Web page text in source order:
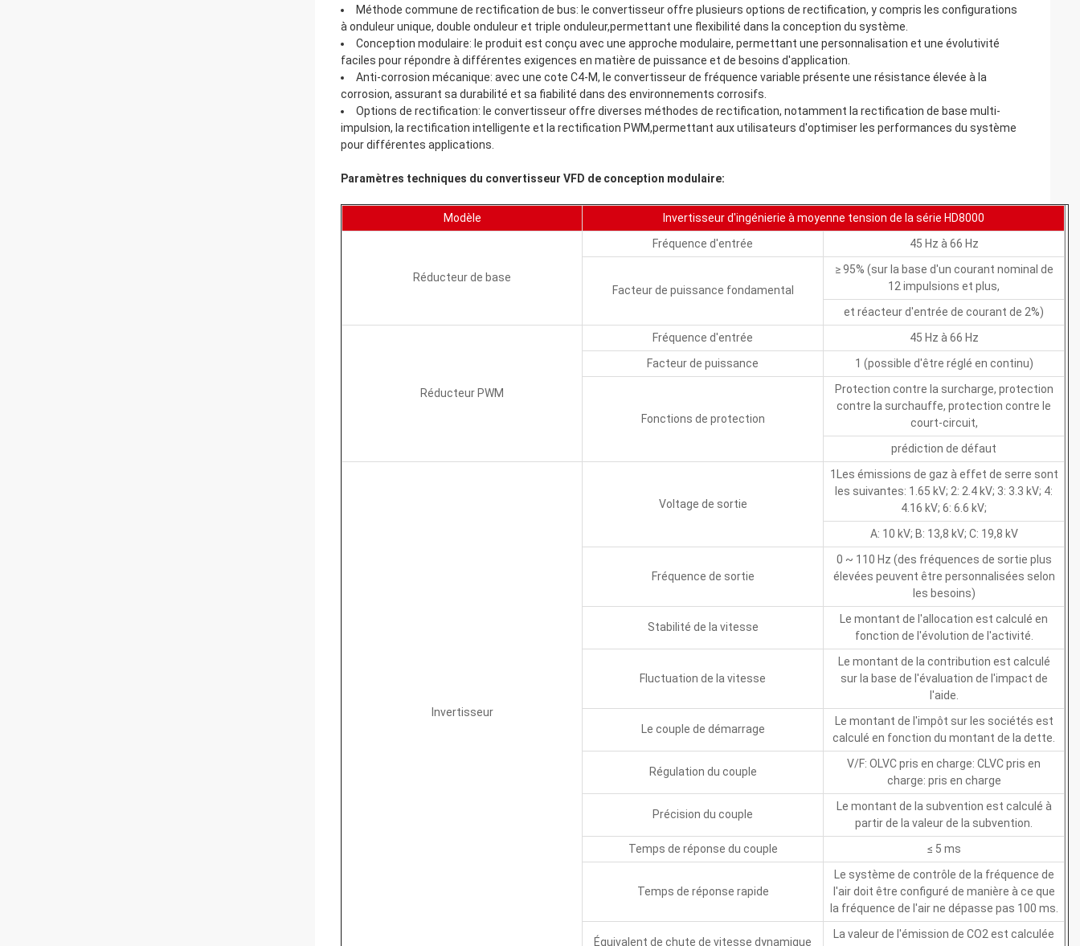
Méthode commune de rectification de bus: le convertisseur offre plusieurs options de rectification, y compris les configurations
à onduleur unique, double onduleur et triple onduleur,permettant une flexibilité dans la conception du système.
Conception modulaire: le produit est conçu avec une approche modulaire, permettant une personnalisation et une évolutivité
faciles pour répondre à différentes exigences en matière de puissance et de besoins d'application.
Anti-corrosion mécanique: avec une cote C4-M, le convertisseur de fréquence variable présente une résistance élevée à la
corrosion, assurant sa durabilité et sa fiabilité dans des environnements corrosifs.
Options de rectification: le convertisseur offre diverses méthodes de rectification, notamment la rectification de base multi-
impulsion, la rectification intelligente et la rectification PWM,permettant aux utilisateurs d'optimiser les performances du système
pour différentes applications.
Paramètres techniques du convertisseur VFD de conception modulaire:
Modèle Invertisseur d'ingénierie à moyenne tension de la série HD8000
Réducteur de base
Fréquence d'entrée 45 Hz à 66 Hz
Facteur de puissance fondamental
≥ 95% (sur la base d'un courant nominal de
12 impulsions et plus,
et réacteur d'entrée de courant de 2%)
Réducteur PWM
Fréquence d'entrée
45 Hz à 66 Hz
Facteur de puissance
1 (possible d'être réglé en continu)
Fonctions de protection
Protection contre la surcharge, protection
contre la surchauffe, protection contre le
court-circuit,
prédiction de défaut
Invertisseur
Voltage de sortie
1Les émissions de gaz à effet de serre sont
les suivantes: 1.65 kV; 2: 2.4 kV; 3: 3.3 kV; 4:
4.16 kV; 6: 6.6 kV;
A: 10 kV; B: 13,8 kV; C: 19,8 kV
Fréquence de sortie
0 ~ 110 Hz (des fréquences de sortie plus
élevées peuvent être personnalisées selon
les besoins)
Stabilité de la vitesse
Le montant de l'allocation est calculé en
fonction de l'évolution de l'activité.
Fluctuation de la vitesse
Le montant de la contribution est calculé
sur la base de l'évaluation de l'impact de
l'aide.
Le couple de démarrage
Le montant de l'impôt sur les sociétés est
calculé en fonction du montant de la dette.
Régulation du couple
V/F: OLVC pris en charge: CLVC pris en
charge: pris en charge
Précision du couple
Le montant de la subvention est calculé à
partir de la valeur de la subvention.
Temps de réponse du couple
≤ 5 ms
Temps de réponse rapide
Le système de contrôle de la fréquence de
l'air doit être configuré de manière à ce que
la fréquence de l'air ne dépasse pas 100 ms.
Équivalent de chute de vitesse dynamique
La valeur de l'émission de CO2 est calculée